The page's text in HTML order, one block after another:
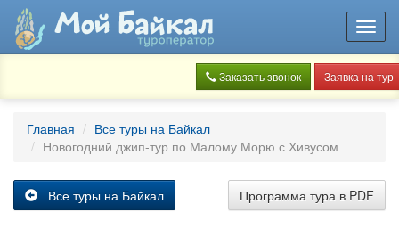
Заказать звонок Заявка на тур
Главная
Все туры на Байкал
Новогодний джип-тур по Малому Морю с Хивусом
Программа тура в PDF
Все туры на Байкал